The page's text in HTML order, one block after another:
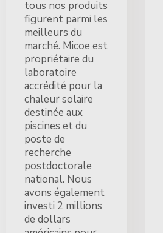
tous nos produits
figurent parmi les
meilleurs du
marché. Micoe est
propriétaire du
laboratoire
accrédité pour la
chaleur solaire
destinée aux
piscines et du
poste de
recherche
postdoctorale
national. Nous
avons également
investi 2 millions
de dollars